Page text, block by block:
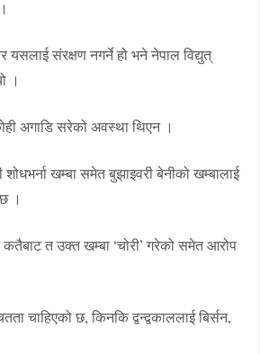
संरक्षण नगर्ने हो भने नेपाल विद्युत्
।
अगाडि सरेको अवस्था थिएन ।
खम्बा समेत बुझाइवरी बेनीको खम्बालाई
।
कतैबाट त उक्त खम्बा ‘चोरी’ गरेको समेत आरोप
छ, किनकि द्वन्द्वकाललाई बिर्सन,